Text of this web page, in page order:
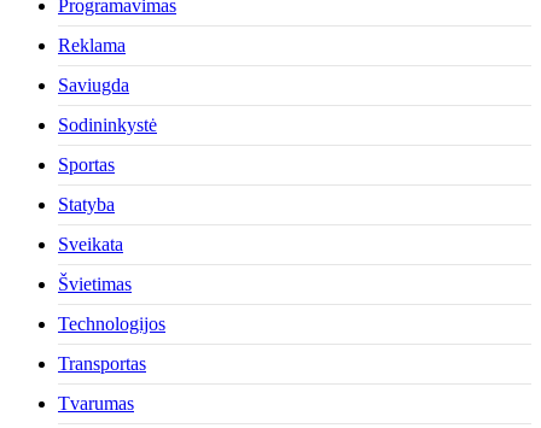
Programavimas
Reklama
Saviugda
Sodininkystė
Sportas
Statyba
Sveikata
Švietimas
Technologijos
Transportas
Tvarumas